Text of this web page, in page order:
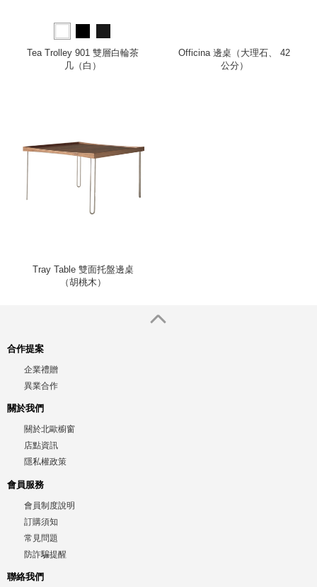
Tea Trolley 901 雙層白輪茶
几（白）
Officina 邊桌（大理石、 42
公分）
Tray Table 雙面托盤邊桌
（胡桃木）
合作提案
企業禮贈
異業合作
關於我們
關於北歐櫥窗
店點資訊
隱私權政策
會員服務
會員制度說明
訂購須知
常見問題
防詐騙提醒
聯絡我們